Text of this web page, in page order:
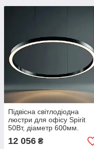
Підвісна світлодіодна
люстри для офісу Spirit
50Вт, діаметр 600мм.
Освітлення для магазину,
бару, кафе
12 056 ₴